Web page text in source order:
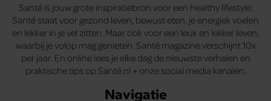
Santé is jouw grote inspiratiebron voor een healthy lifestyle.
Santé staat voor gezond leven, bewust eten, je energiek voelen
en lekker in je vel zitten. Maar ook voor een leuk en lekker leven,
waarbij je volop mag genieten. Santé magazine verschijnt 10x
per jaar. En online lees je elke dag de nieuwste verhalen en
praktische tips op Santé.nl + onze social media kanalen.
Navigatie